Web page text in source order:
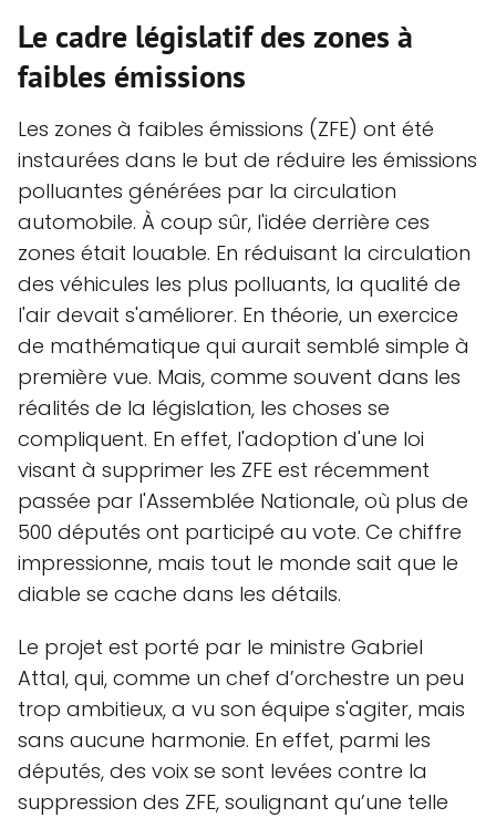
Le cadre législatif des zones à
faibles émissions
Les zones à faibles émissions (ZFE) ont été
instaurées dans le but de réduire les émissions
polluantes générées par la circulation
automobile. À coup sûr, l'idée derrière ces
zones était louable. En réduisant la circulation
des véhicules les plus polluants, la qualité de
l'air devait s'améliorer. En théorie, un exercice
de mathématique qui aurait semblé simple à
première vue. Mais, comme souvent dans les
réalités de la législation, les choses se
compliquent. En effet, l'adoption d'une loi
visant à supprimer les ZFE est récemment
passée par l'Assemblée Nationale, où plus de
500 députés ont participé au vote. Ce chiffre
impressionne, mais tout le monde sait que le
diable se cache dans les détails.
Le projet est porté par le ministre Gabriel
Attal, qui, comme un chef d’orchestre un peu
trop ambitieux, a vu son équipe s'agiter, mais
sans aucune harmonie. En effet, parmi les
députés, des voix se sont levées contre la
suppression des ZFE, soulignant qu’une telle